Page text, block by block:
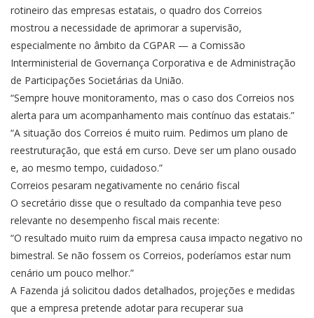
rotineiro das empresas estatais, o quadro dos Correios
mostrou a necessidade de aprimorar a supervisão,
especialmente no âmbito da CGPAR — a Comissão
Interministerial de Governança Corporativa e de Administração
de Participações Societárias da União.
“Sempre houve monitoramento, mas o caso dos Correios nos
alerta para um acompanhamento mais contínuo das estatais.”
“A situação dos Correios é muito ruim. Pedimos um plano de
reestruturação, que está em curso. Deve ser um plano ousado
e, ao mesmo tempo, cuidadoso.”
Correios pesaram negativamente no cenário fiscal
O secretário disse que o resultado da companhia teve peso
relevante no desempenho fiscal mais recente:
“O resultado muito ruim da empresa causa impacto negativo no
bimestral. Se não fossem os Correios, poderíamos estar num
cenário um pouco melhor.”
A Fazenda já solicitou dados detalhados, projeções e medidas
que a empresa pretende adotar para recuperar sua